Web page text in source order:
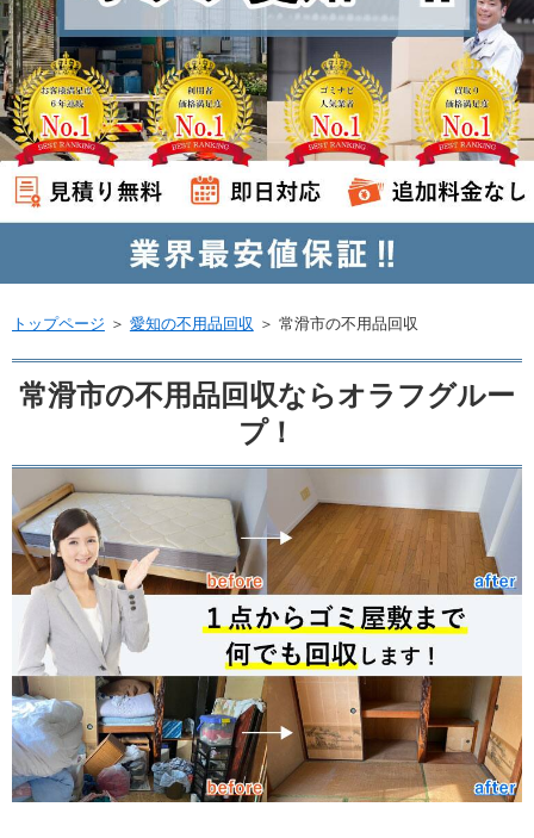
トップページ ＞ 愛知の不用品回収 ＞ 常滑市の不用品回収
常滑市の不用品回収ならオラフグルー
プ！